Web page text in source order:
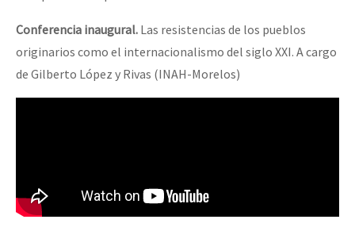
Conferencia inaugural. Las resistencias de los pueblos
originarios como el internacionalismo del siglo XXI. A cargo
de Gilberto López y Rivas (INAH-Morelos)